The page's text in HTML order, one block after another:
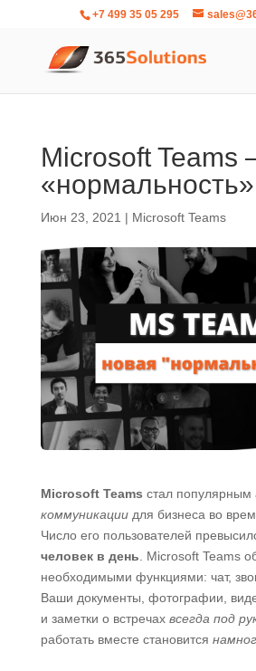
+7 499 35 05 295
Microsoft Teams
«нормальность»
Июн 23, 2021 | Microsoft Teams
Microsoft Teams стал популярным
коммуникациидля бизнеса во
Число его пользователей
человек в день . Microsoft Teams
необходимыми функциями: чат,
Ваши документы, фотографии,
и заметки о встречахвсегда под
работать вместе становится